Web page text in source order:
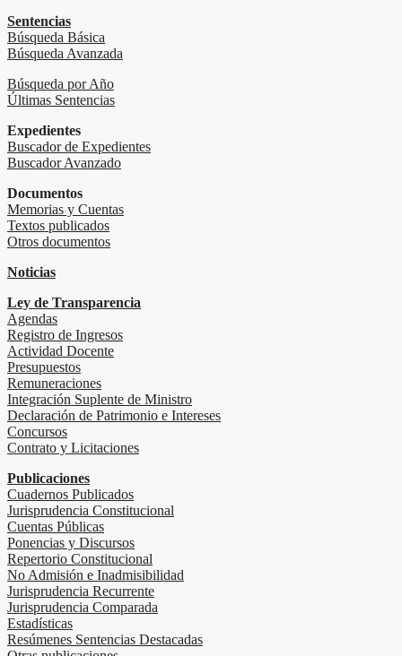
Sentencias
Búsqueda Básica
Búsqueda Avanzada
Búsqueda por Año
Últimas Sentencias
Expedientes
Buscador de Expedientes
Buscador Avanzado
Documentos
Memorias y Cuentas
Textos publicados
Otros documentos
Noticias
Ley de Transparencia
Agendas
Registro de Ingresos
Actividad Docente
Presupuestos
Remuneraciones
Integración Suplente de Ministro
Declaración de Patrimonio e Intereses
Concursos
Contrato y Licitaciones
Publicaciones
Cuadernos Publicados
Jurisprudencia Constitucional
Cuentas Públicas
Ponencias y Discursos
Repertorio Constitucional
No Admisión e Inadmisibilidad
Jurisprudencia Recurrente
Jurisprudencia Comparada
Estadísticas
Resúmenes Sentencias Destacadas